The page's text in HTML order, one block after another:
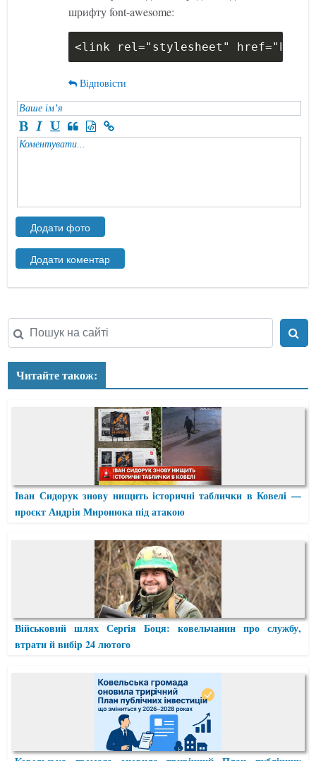
шрифту font-awesome:
<link rel="stylesheet"
Відповісти
Читайте також:
Іван Сидорук знову нищить історичні таблички в Ковелі —
проєкт Андрія Миронюка під атакою
Військовий шлях Сергія Боця: ковельчанин про службу,
втрати й вибір 24 лютого